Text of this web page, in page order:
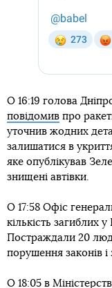
О 16:19 голова
повідомив про
уточнив жодних
залишатися в
яке опублікував
знищені автівки.
О 17:58 Офіс
кількість загиблих
Постраждали 20
порушення законів і
О 18:05 в